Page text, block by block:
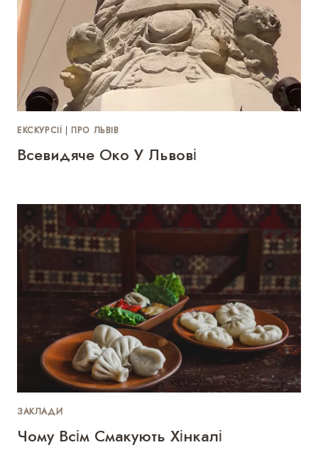
ЕКСКУРСІЇ|ПРО ЛЬВІВ
Всевидяче Око У Львові
ЗАКЛАДИ
Чому Всім Смакують Хінкалі